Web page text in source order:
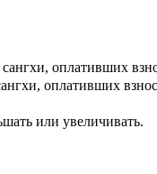
оплативших
оплативших
или увеличивать.